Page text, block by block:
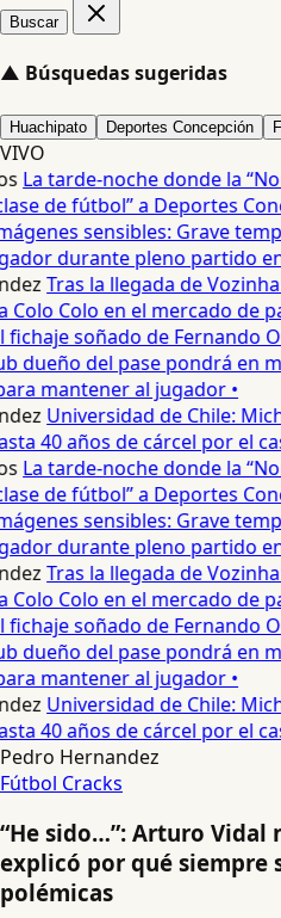
Buscar
▲ Búsquedas sugeridas
Huachipato Deportes Concepción
VIVO
La tarde-noche donde la
de fútbol” a Deportes
sensibles: Grave
durante pleno partido en
Tras la llegada de
Colo en el mercado de
fichaje soñado de Fernando
dueño del pase pondrá en
mantener al jugador •
Universidad de Chile:
40 años de cárcel por el
La tarde-noche donde la
de fútbol” a Deportes
sensibles: Grave
durante pleno partido en
Tras la llegada de
Colo en el mercado de
fichaje soñado de Fernando
dueño del pase pondrá en
mantener al jugador •
Universidad de Chile:
40 años de cárcel por el
Pedro Hernandez
Fútbol Cracks
“He sido…”: Arturo Vidal
explicó por qué siempre
polémicas